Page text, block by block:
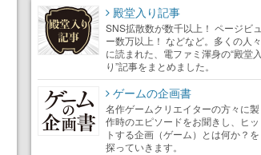
殿堂入り記事
SNS拡散数が数千以上！ ページビュ
ー数万以上！ などなど。多くの人々
に読まれた、電ファミ渾身の“殿堂入
り”記事をまとめました。
ゲームの企画書
名作ゲームクリエイターの方々に製
作時のエピソードをお聞きし、ヒッ
トする企画（ゲーム）とは何か？を
探っていきます。